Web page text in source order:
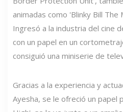
animadas como 'Blinky Bill
Ingresó a la industria del cine
con un papel en un
consiguió una miniserie de
Gracias a la experiencia y
Ayesha, se le ofreció un papel